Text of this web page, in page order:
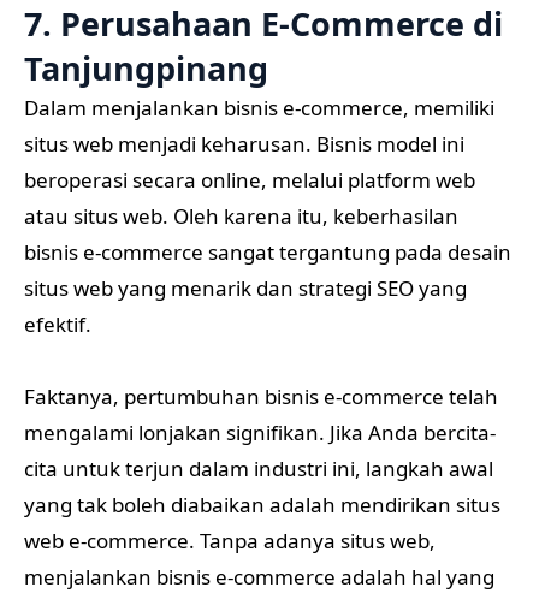
7. Perusahaan E-Commerce di
Tanjungpinang
Dalam menjalankan bisnis e-commerce, memiliki
situs web menjadi keharusan. Bisnis model ini
beroperasi secara online, melalui platform web
atau situs web. Oleh karena itu, keberhasilan
bisnis e-commerce sangat tergantung pada desain
situs web yang menarik dan strategi SEO yang
efektif.
Faktanya, pertumbuhan bisnis e-commerce telah
mengalami lonjakan signifikan. Jika Anda bercita-
cita untuk terjun dalam industri ini, langkah awal
yang tak boleh diabaikan adalah mendirikan situs
web e-commerce. Tanpa adanya situs web,
menjalankan bisnis e-commerce adalah hal yang